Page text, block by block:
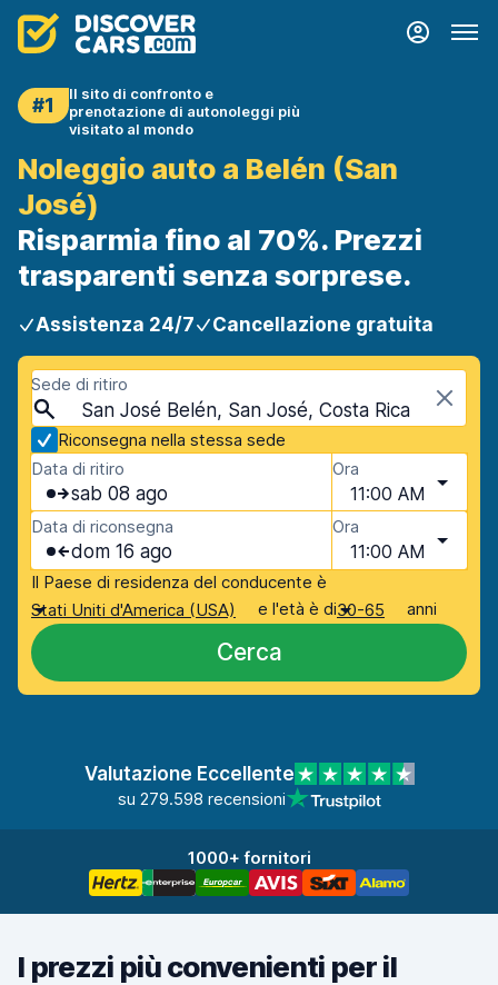
#1
Il sito di confronto e
prenotazione di autonoleggi più
visitato al mondo
Noleggio auto a Belén (San
José)
Risparmia fino al 70%. Prezzi
trasparenti senza sorprese.
Assistenza 24/7 Cancellazione gratuita
Sede di ritiro
San José Belén, San José, Costa Rica
Riconsegna nella stessa sede
Data di ritiro
sab 08 ago
Ora
11:00 AM
Data di riconsegna
dom 16 ago
Ora
11:00 AM
Il Paese di residenza del conducente è
Stati Uniti d'America (USA)
e l'età è di30-65 anni
Cerca
Valutazione Eccellente
su 279.598 recensioni
1000+ fornitori
I prezzi più convenienti per il